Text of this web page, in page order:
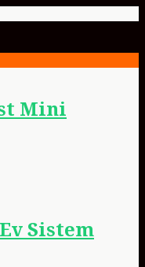
Mini
Sistem